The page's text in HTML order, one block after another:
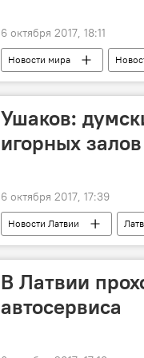
6 октября 2017, 18:11
Новости мира
Янис Дуклавс
Марис
Ушаков:
игорных залов
6 октября 2017, 17:39
Новости Латвии
Дайнис Турлайс
Бюро по предотвращению и
Rīgas satiksme
В Латвии
автосервиса